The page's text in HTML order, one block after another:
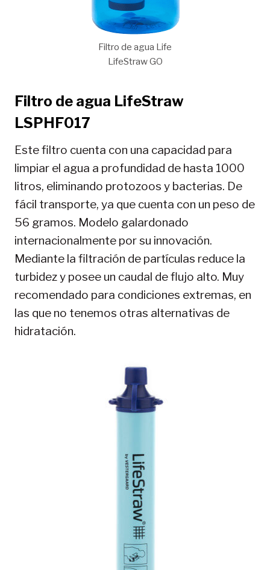
Filtro de agua Life
LifeStraw GO
Filtro de agua LifeStraw
LSPHF017
Este filtro cuenta con una capacidad para
limpiar el agua a profundidad de hasta 1000
litros, eliminando protozoos y bacterias. De
fácil transporte, ya que cuenta con un peso de
56 gramos. Modelo galardonado
internacionalmente por su innovación.
Mediante la filtración de partículas reduce la
turbidez y posee un caudal de flujo alto. Muy
recomendado para condiciones extremas, en
las que no tenemos otras alternativas de
hidratación.